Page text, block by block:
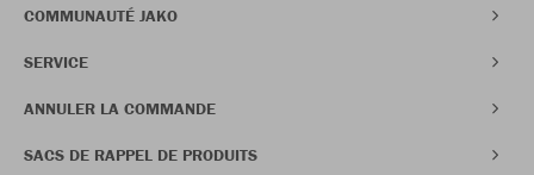
COMMUNAUTÉ JAKO
SERVICE
ANNULER LA COMMANDE
SACS DE RAPPEL DE PRODUITS